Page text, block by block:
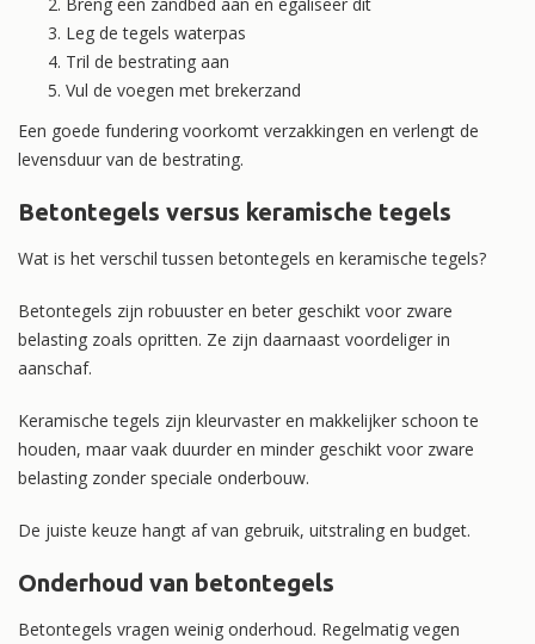
Leg de tegels waterpas
Tril de bestrating aan
Vul de voegen met brekerzand
Een goede fundering voorkomt verzakkingen en verlengt de
levensduur van de bestrating.
Betontegels versus keramische tegels
Wat is het verschil tussen betontegels en keramische tegels?
Betontegels zijn robuuster en beter geschikt voor zware
belasting zoals opritten. Ze zijn daarnaast voordeliger in
aanschaf.
Keramische tegels zijn kleurvaster en makkelijker schoon te
houden, maar vaak duurder en minder geschikt voor zware
belasting zonder speciale onderbouw.
De juiste keuze hangt af van gebruik, uitstraling en budget.
Onderhoud van betontegels
Betontegels vragen weinig onderhoud. Regelmatig vegen